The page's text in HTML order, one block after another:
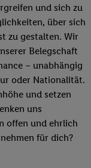
und sich zu
über sich
zu gestalten. Wir
Belegschaft
– unabhängig
oder Nationalität.
und setzen
uns
offen und ehrlich
für dich?